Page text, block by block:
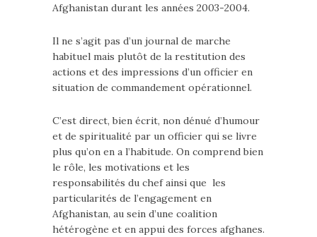
Afghanistan durant les années 2003-2004.
Il ne s’agit pas d’un journal de marche
habituel mais plutôt de la restitution des
actions et des impressions d’un officier en
situation de commandement opérationnel.
C’est direct, bien écrit, non dénué d’humour
et de spiritualité par un officier qui se livre
plus qu’on en a l’habitude. On comprend bien
le rôle, les motivations et les
responsabilités du chef ainsi que les
particularités de l’engagement en
Afghanistan, au sein d’une coalition
hétérogène et en appui des forces afghanes.